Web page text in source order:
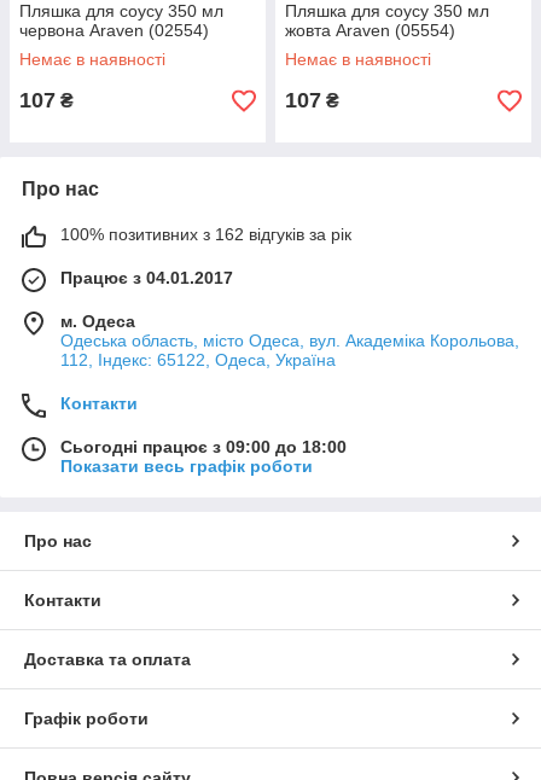
Пляшка для соусу 350 мл
червона Araven (02554)
Немає в наявності
107 ₴
Пляшка для соусу 350 мл
жовта Araven (05554)
Немає в наявності
107 ₴
Про нас
100% позитивних з 162 відгуків за рік
Працює з 04.01.2017
м. Одеса
Одеська область, місто Одеса, вул. Академіка Корольова,
112, Індекс: 65122, Одеса, Україна
Контакти
Сьогодні працює з 09:00 до 18:00
Показати весь графік роботи
Про нас
Контакти
Доставка та оплата
Графік роботи